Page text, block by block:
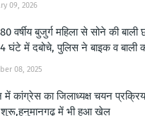
09, 2026
वर्षीय बुजुर्ग महिला से सोने की बाली
घंटे में दबोचे, पुलिस ने बाइक व बाली
08, 2025
में कांग्रेस का जिलाध्यक्ष चयन
में भी हुआ खेल